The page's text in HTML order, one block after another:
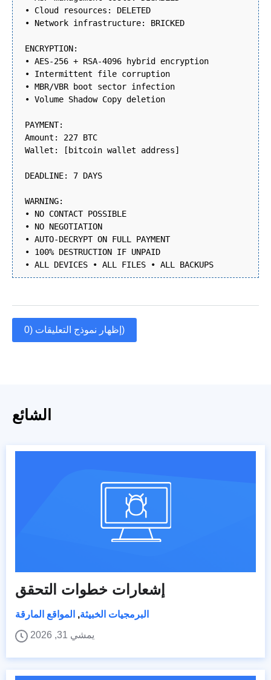
• Cloud resources: DELETED
• Network infrastructure: BRICKED
ENCRYPTION:
• AES-256 + RSA-4096 hybrid encryption
• Intermittent file corruption
• MBR/VBR boot sector infection
• Volume Shadow Copy deletion
PAYMENT:
Amount: 227 BTC
Wallet: [bitcoin wallet address]
DEADLINE: 7 DAYS
WARNING:
• NO CONTACT POSSIBLE
• NO NEGOTIATION
• AUTO-DECRYPT ON FULL PAYMENT
• 100% DESTRUCTION IF UNPAID
• ALL DEVICES • ALL FILES • ALL BACKUPS
إظهار نموذج التعليقات (0)
الشائع
إشعارات خطوات التحقق
البرمجيات الخبيثة, المواقع المارقة
يمشي 31, 2026